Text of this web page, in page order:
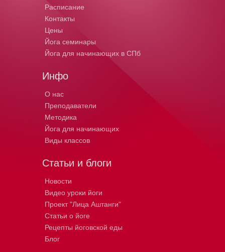
Расписание
Контакты
Цены
Йога семинары
Йога для начинающих в СПб
Инфо
О нас
Преподаватели
Методика
Йога для начинающих
Виды классов
Статьи и блоги
Новости
Видео уроки йоги
Проект "Лица Аштанги"
Статьи о йоге
Рецепты йоговской еды
Блог